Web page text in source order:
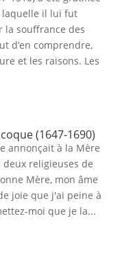
laquelle il lui fut
la souffrance des
d’en comprendre,
et les raisons. Les
(1647-1690)
annonçait à la Mère
religieuses de
Mère, mon âme
joie que j'ai peine à
moi que je la...